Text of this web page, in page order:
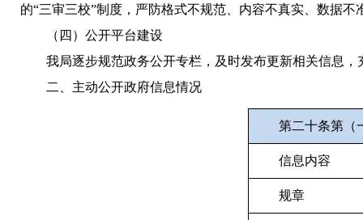
的“三审三校”制度，严防格式不规范、内容不真实、数据不
（四）公开平台建设
我局逐步规范政务公开专栏，及时发布更新相关信息
二、主动公开政府信息情况
第二十条第（
信息内容
规章